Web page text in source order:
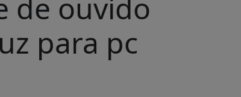
de ouvido
para pc